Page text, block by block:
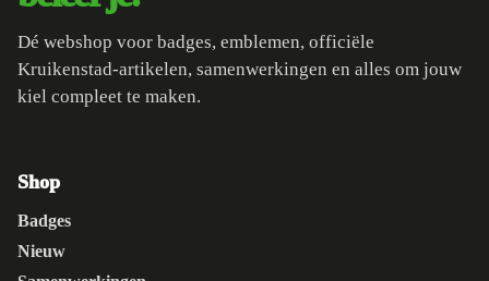
Dé webshop voor badges, emblemen, officiële
Kruikenstad-artikelen, samenwerkingen en alles om jouw
kiel compleet te maken.
Shop
Badges
Nieuw